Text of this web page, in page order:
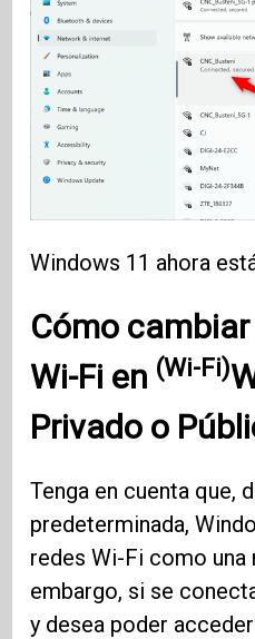
Windows 11 ahora
Cómo
Wi-Fi en (Wi-Fi)
Privado o
Tenga en cuenta que,
predeterminada,
redes Wi-Fi como una
embargo, si se
y desea poder